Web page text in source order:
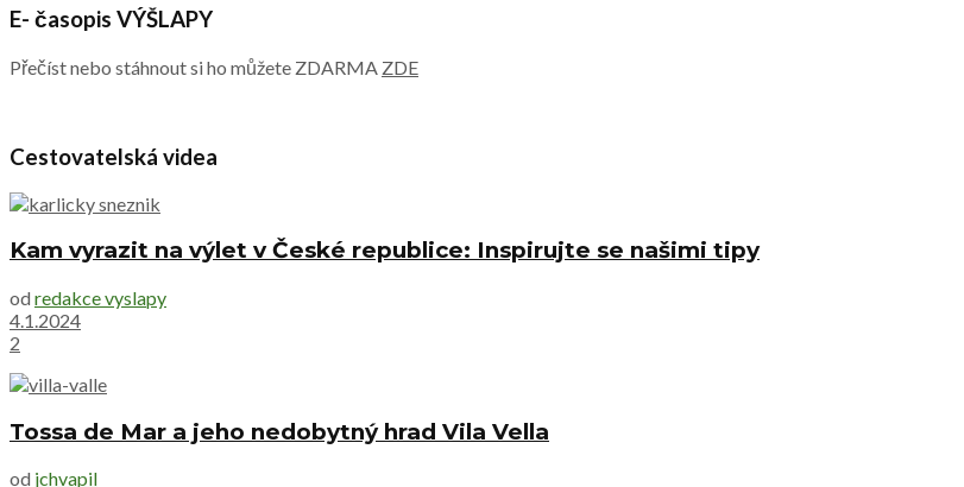
E- časopis VÝŠLAPY
Přečíst nebo stáhnout si ho můžete ZDARMA ZDE
Cestovatelská videa
Kam vyrazit na výlet v České republice: Inspirujte se našimi tipy
od redakce vyslapy
4.1.2024
2
Tossa de Mar a jeho nedobytný hrad Vila Vella
od jchvapil